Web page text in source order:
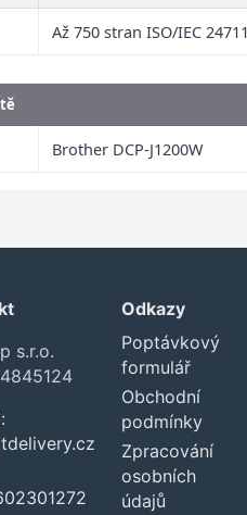
Až 750 stran ISO/IEC
Brother DCP-J1200W
s.r.o.
Odkazy
Poptávkový
formulář
Obchodní
podmínky
Zpracování
osobních
údajů